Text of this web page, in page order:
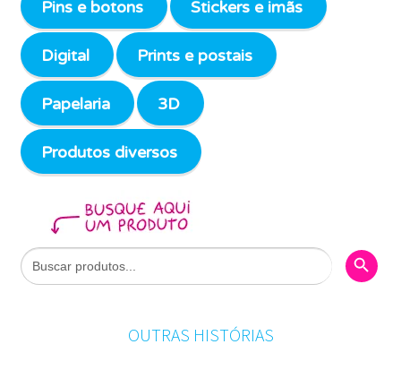
Pins e botons Stickers e imãs
Digital Prints e postais
Papelaria 3D
Produtos diversos
Search
for:
Search
OUTRAS HISTÓRIAS